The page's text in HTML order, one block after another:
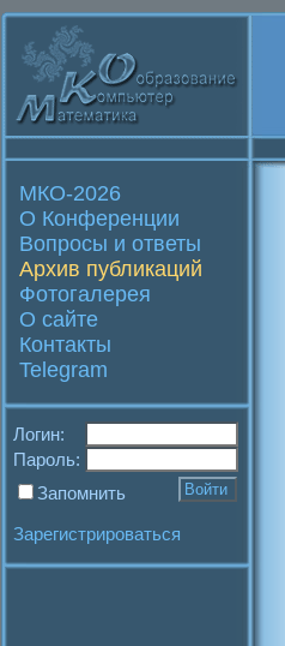
МКО-2026
О Конференции
Вопросы и ответы
Архив публикаций
Фотогалерея
О сайте
Контакты
Telegram
Логин:
Пароль:
Запомнить
Зарегистрироваться